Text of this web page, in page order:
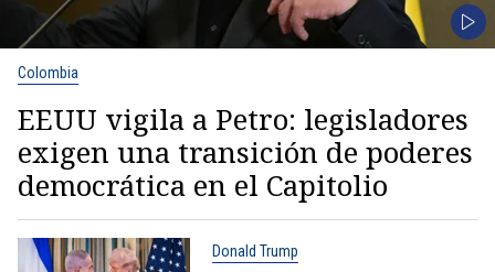
Colombia
EEUU vigila a Petro: legisladores
exigen una transición de poderes
democrática en el Capitolio
Donald Trump